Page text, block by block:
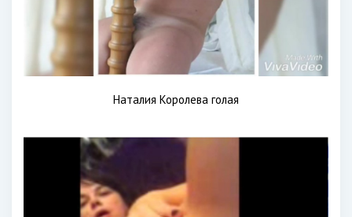
Наталия Королева голая